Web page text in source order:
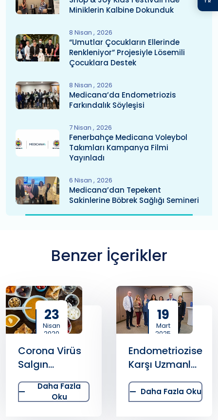
Miniklerin Kalbine Dokunduk
8 Nisan 2026
“Umutlar Çocukların Ellerinde
Renkleniyor” Projesiyle Lösemili
Çocuklara Destek
8 Nisan 2026
Medicana’da Endometriozis
Farkındalık Söyleşisi
7 Nisan 2026
Fenerbahçe Medicana Voleybol
Takımları Kampanya Filmi
Yayınladı
6 Nisan 2026
Medicana’dan Tepekent
Sakinlerine Böbrek Sağlığı Semineri
Benzer İçerikler
23
Nisan
2020
Corona Virüs
Salgın
Döneminde
Oruç Tutarken
Nelere Dikkat
Daha Fazla
Oku
19
Mart
2025
Endometriozise
Karşı Uzmanlar
Medicana’da
Buluştu
Daha Fazla Oku